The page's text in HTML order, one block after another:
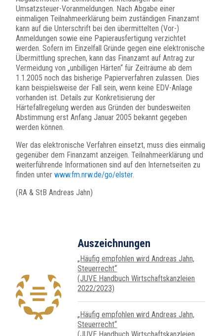
Umsatzsteuer-Voranmeldungen. Nach Abgabe einer
einmaligen Teilnahmeerklärung beim zuständigen Finanzamt
kann auf die Unterschrift bei den übermittelten (Vor-)
Anmeldungen sowie eine Papierausfertigung verzichtet
werden. Sofern im Einzelfall Gründe gegen eine elektronische
Übermittlung sprechen, kann das Finanzamt auf Antrag zur
Vermeidung von „unbilligen Härten“ für Zeiträume ab dem
1.1.2005 noch das bisherige Papierverfahren zulassen. Dies
kann beispielsweise der Fall sein, wenn keine EDV-Anlage
vorhanden ist. Details zur Konkretisierung der
Härtefallregelung werden aus Gründen der bundesweiten
Abstimmung erst Anfang Januar 2005 bekannt gegeben
werden können.
Wer das elektronische Verfahren einsetzt, muss dies einmalig
gegenüber dem Finanzamt anzeigen. Teilnahmeerklärung und
weiterführende Informationen sind auf den Internetseiten zu
finden unter www.fm.nrw.de/go/elster.
(RA & StB Andreas Jahn)
Auszeichnungen
„Häufig empfohlen wird Andreas Jahn,
Steuer­recht“
(JUVE Handbuch Wirtschafts­kanz­leien
2022/2023)
„Häufig empfohlen wird Andreas Jahn,
Steuer­recht“